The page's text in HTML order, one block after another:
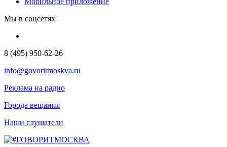
Мы в соцсетях
8 (495) 950-62-26
info@govoritmoskva.ru
Реклама на радио
Города вещания
Наши слушатели